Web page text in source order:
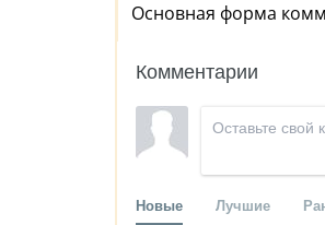
Основная форма
Комментарии
Новые Лучшие